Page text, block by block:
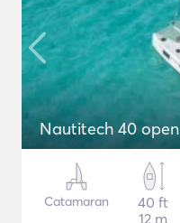
Nautitech 40 open
Catamaran
40 ft
12 m